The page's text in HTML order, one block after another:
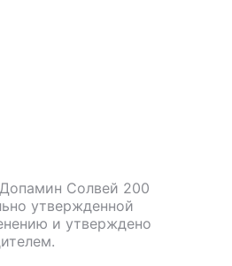
Допамин Солвей 200
утвержденной
и утверждено